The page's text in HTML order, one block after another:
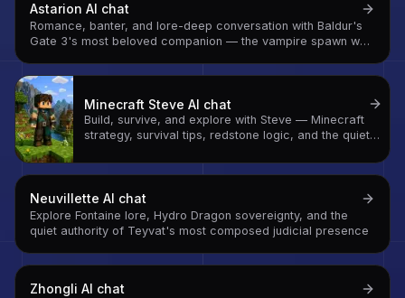
Astarion AI chat
Romance, banter, and lore-deep conversation with Baldur's
Gate 3's most beloved companion — the vampire spawn who
Minecraft Steve AI chat
Build, survive, and explore with Steve — Minecraft
strategy, survival tips, redstone logic, and the quiet
Neuvillette AI chat
Explore Fontaine lore, Hydro Dragon sovereignty, and the
quiet authority of Teyvat's most composed judicial presence
Zhongli AI chat